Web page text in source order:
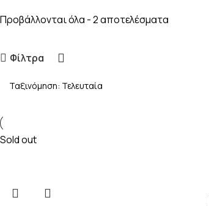
Προβάλλονται όλα - 2 αποτελέσματα
Φίλτρα
Sold out